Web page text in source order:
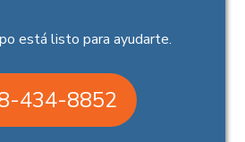
está listo para ayudarte.
434-8852